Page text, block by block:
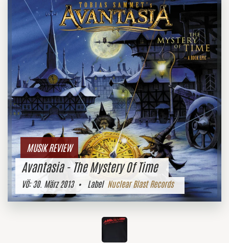
MUSIK REVIEW
Avantasia - The Mystery Of Time
VÖ:30. März 2013• Label Nuclear Blast Records